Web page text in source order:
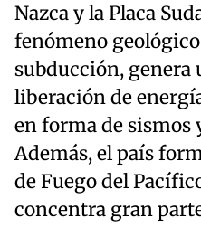
Nazca y la Placa
fenómeno
subducción, genera
liberación de
en forma de sismos
Además, el país
de Fuego del
concentra gran